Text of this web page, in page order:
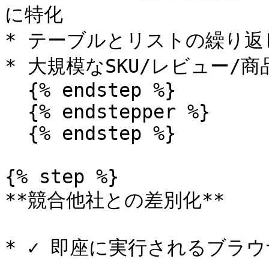
に特化
* テーブルとリストの繰り返
* 大規模なSKU/レビュー/商
{% step %}
**競合他社との差別化**
* ✓ 即座に実行されるブラ